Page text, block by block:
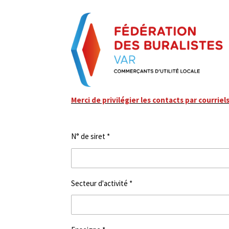
Merci de privilégier les contacts par courriels
N° de siret *
Secteur d'activité *